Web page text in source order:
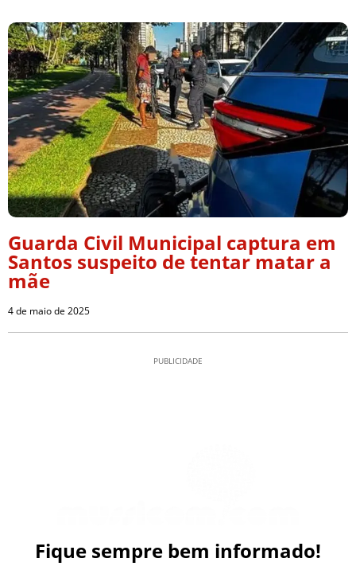
Guarda Civil Municipal captura em
Santos suspeito de tentar matar a
mãe
4 de maio de 2025
PUBLICIDADE
Fique sempre bem informado!